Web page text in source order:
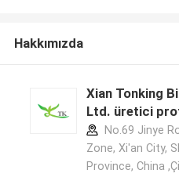
Hakkımızda
Xian Tonking
Ltd. üretici
No.69 Jinye
Zone, Xi'an City,
Province, China